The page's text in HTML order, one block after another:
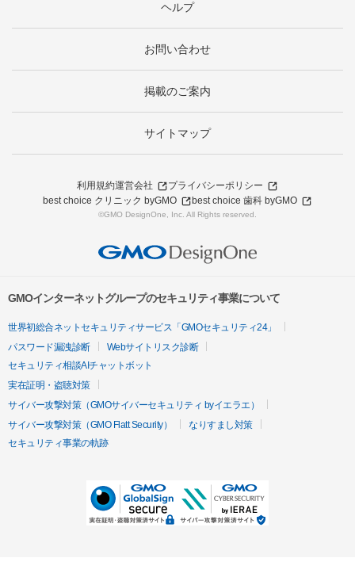
ヘルプ
お問い合わせ
掲載のご案内
サイトマップ
利用規約運営会社
プライバシーポリシー
best choice クリニック byGMO
best choice 歯科 byGMO
©GMO DesignOne, Inc. All Rights reserved.
GMOインターネットグループのセキュリティ事業について
世界初総合ネットセキュリティサービス「GMOセキュリティ24」
パスワード漏洩診断
Webサイトリスク診断
セキュリティ相談AIチャットボット
実在証明・盗聴対策
サイバー攻撃対策（GMOサイバーセキュリティ byイエラエ）
サイバー攻撃対策（GMO Flatt Security）
なりすまし対策
セキュリティ事業の軌跡